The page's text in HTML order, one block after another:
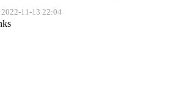
11-13 22:04